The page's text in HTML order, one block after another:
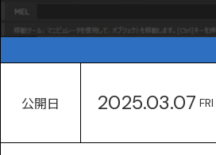
公開日 2025.03.07 FRI